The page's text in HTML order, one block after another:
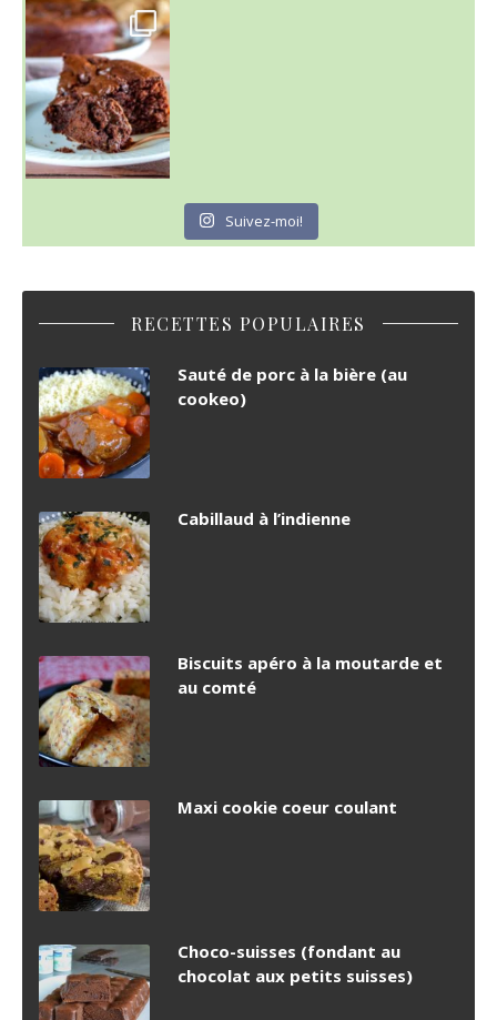
~ GÂTEAU FONDANT CHOCO NOISETTE ~
C'est lundi
Suivez-moi!
RECETTES POPULAIRES
Sauté de porc à la bière (au
cookeo)
Cabillaud à l’indienne
Biscuits apéro à la moutarde et
au comté
Maxi cookie coeur coulant
Choco-suisses (fondant au
chocolat aux petits suisses)